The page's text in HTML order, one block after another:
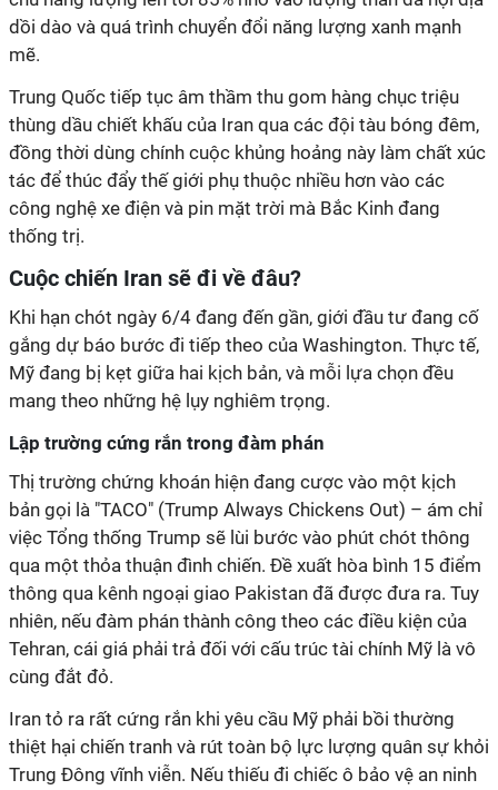
dồi dào và quá trình chuyển đổi năng lượng xanh mạnh
mẽ.
Trung Quốc tiếp tục âm thầm thu gom hàng chục triệu
thùng dầu chiết khấu của Iran qua các đội tàu bóng đêm,
đồng thời dùng chính cuộc khủng hoảng này làm chất xúc
tác để thúc đẩy thế giới phụ thuộc nhiều hơn vào các
công nghệ xe điện và pin mặt trời mà Bắc Kinh đang
thống trị.
Cuộc chiến Iran sẽ đi về đâu?
Khi hạn chót ngày 6/4 đang đến gần, giới đầu tư đang cố
gắng dự báo bước đi tiếp theo của Washington. Thực tế,
Mỹ đang bị kẹt giữa hai kịch bản, và mỗi lựa chọn đều
mang theo những hệ lụy nghiêm trọng.
Lập trường cứng rắn trong đàm phán
Thị trường chứng khoán hiện đang cược vào một kịch
bản gọi là "TACO" (Trump Always Chickens Out) – ám chỉ
việc Tổng thống Trump sẽ lùi bước vào phút chót thông
qua một thỏa thuận đình chiến. Đề xuất hòa bình 15 điểm
thông qua kênh ngoại giao Pakistan đã được đưa ra. Tuy
nhiên, nếu đàm phán thành công theo các điều kiện của
Tehran, cái giá phải trả đối với cấu trúc tài chính Mỹ là vô
cùng đắt đỏ.
Iran tỏ ra rất cứng rắn khi yêu cầu Mỹ phải bồi thường
thiệt hại chiến tranh và rút toàn bộ lực lượng quân sự khỏi
Trung Đông vĩnh viễn. Nếu thiếu đi chiếc ô bảo vệ an ninh